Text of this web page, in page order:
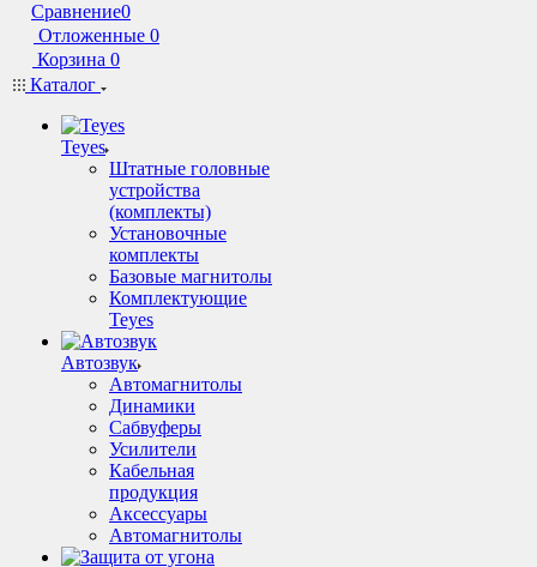
Сравнение0
Отложенные 0
Корзина 0
Каталог
Teyes
Штатные головные
устройства
(комплекты)
Установочные
комплекты
Базовые магнитолы
Комплектующие
Teyes
Автозвук
Автомагнитолы
Динамики
Сабвуферы
Усилители
Кабельная
продукция
Аксессуары
Автомагнитолы